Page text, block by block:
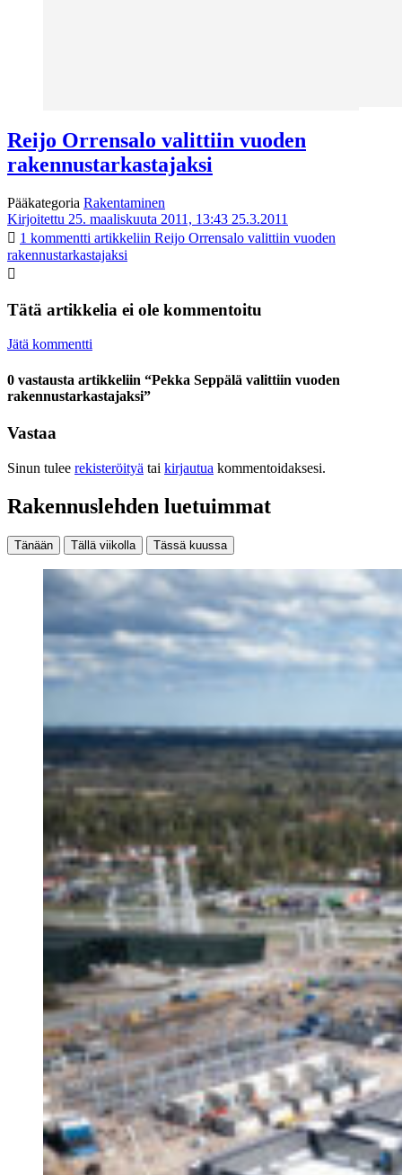
Reijo Orrensalo valittiin vuoden
rakennustarkastajaksi
Pääkategoria Rakentaminen
Kirjoitettu 25. maaliskuuta 2011, 13:43 25.3.2011
1 kommentti artikkeliin Reijo Orrensalo valittiin vuoden
rakennustarkastajaksi
Tätä artikkelia ei ole kommentoitu
Jätä kommentti
0 vastausta artikkeliin “Pekka Seppälä valittiin vuoden
rakennustarkastajaksi”
Vastaa
Sinun tulee rekisteröityä tai kirjautua kommentoidaksesi.
Rakennuslehden luetuimmat
Tänään Tällä viikolla Tässä kuussa